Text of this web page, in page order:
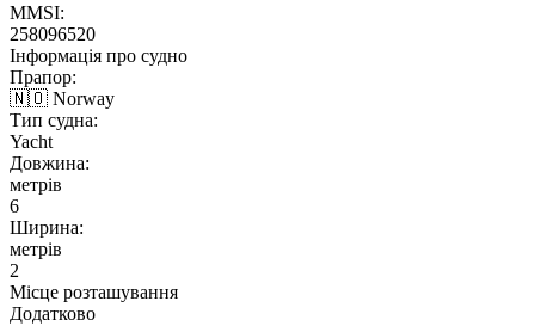
MMSI:
258096520
Інформація про судно
Прапор:
🇳🇴 Norway
Тип судна:
Yacht
Довжина:
метрів
6
Ширина:
метрів
2
Місце розташування
Додатково